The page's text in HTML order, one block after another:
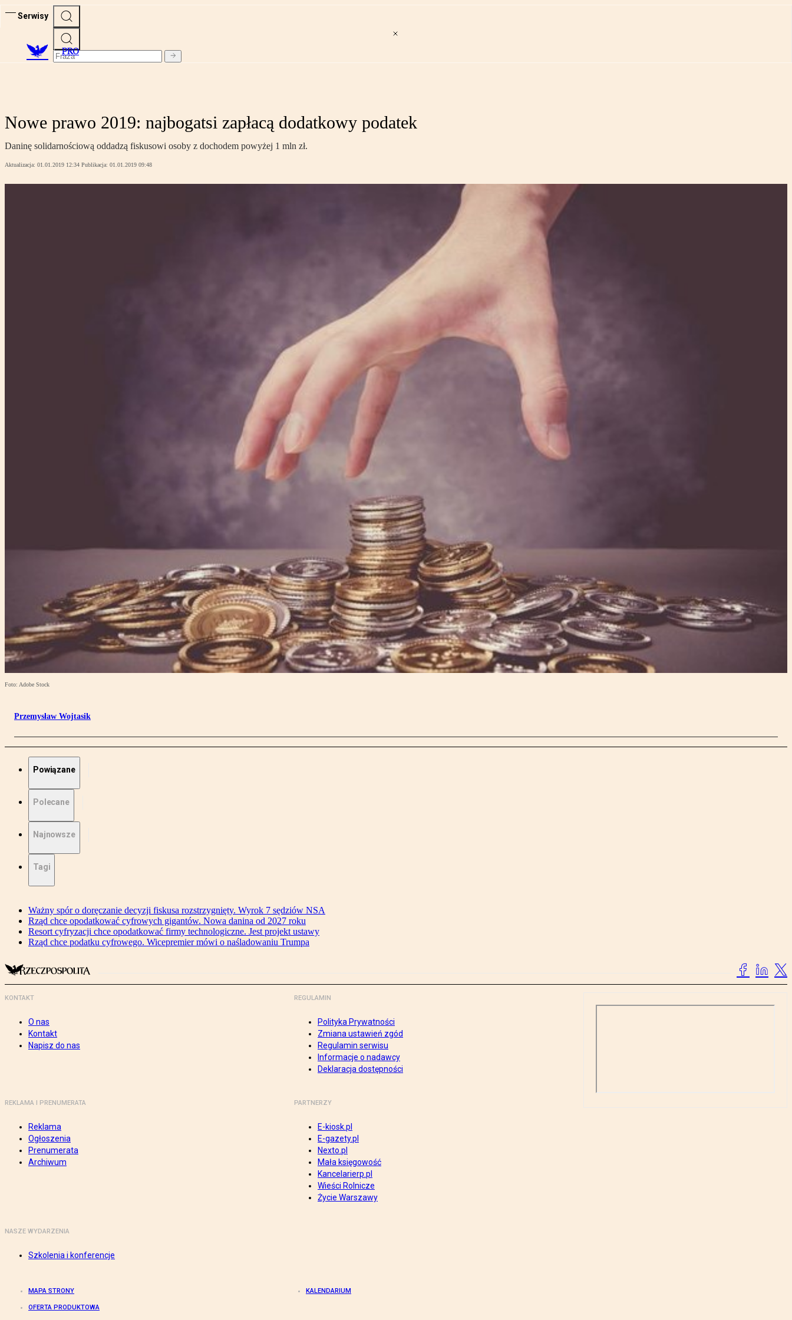
Serwisy
PRO
Nowe prawo 2019: najbogatsi zapłacą dodatkowy podatek
Daninę solidarnościową oddadzą fiskusowi osoby z dochodem powyżej 1 mln zł.
Aktualizacja: 01.01.2019 12:34 Publikacja: 01.01.2019 09:48
Foto: Adobe Stock
Przemysław Wojtasik
Powiązane
Polecane
Najnowsze
Tagi
Ważny spór o doręczanie decyzji fiskusa rozstrzygnięty. Wyrok 7 sędziów NSA
Rząd chce opodatkować cyfrowych gigantów. Nowa danina od 2027 roku
Resort cyfryzacji chce opodatkować firmy technologiczne. Jest projekt ustawy
Rząd chce podatku cyfrowego. Wicepremier mówi o naśladowaniu Trumpa
KONTAKT
O nas
Kontakt
Napisz do nas
REGULAMIN
Polityka Prywatności
Zmiana ustawień zgód
Regulamin serwisu
Informacje o nadawcy
Deklaracja dostępności
REKLAMA I PRENUMERATA
Reklama
Ogłoszenia
Prenumerata
Archiwum
PARTNERZY
E-kiosk.pl
E-gazety.pl
Nexto.pl
Mała księgowość
Kancelarierp.pl
Wieści Rolnicze
Życie Warszawy
NASZE WYDARZENIA
Szkolenia i konferencje
MAPA STRONY KALENDARIUM
OFERTA PRODUKTOWA